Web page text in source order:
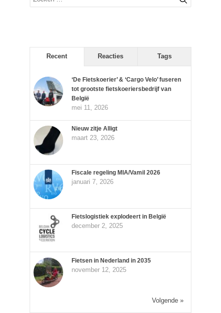
Recent Reacties Tags
‘De Fietskoerier’ & ‘Cargo Velo’ fuseren
tot grootste fietskoeriersbedrijf van
België
mei 11, 2026
Nieuw zitje Alligt
maart 23, 2026
Fiscale regeling MIA/Vamil 2026
januari 7, 2026
Fietslogistiek explodeert in België
december 2, 2025
Fietsen in Nederland in 2035
november 12, 2025
Volgende »